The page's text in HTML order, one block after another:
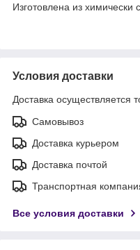
Изготовлена из химически
Условия доставки
Доставка осуществляется
Самовывоз
Доставка курьером
Доставка почтой
Транспортная
Все условия доставки